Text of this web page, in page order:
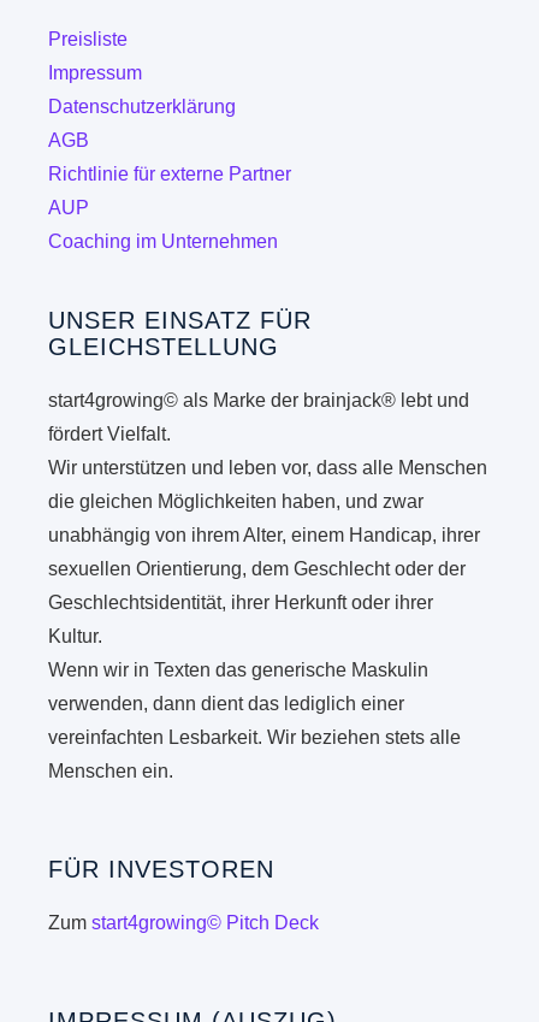
Preisliste
Impressum
Datenschutzerklärung
AGB
Richtlinie für externe Partner
AUP
Coaching im Unternehmen
UNSER EINSATZ FÜR
GLEICHSTELLUNG
start4growing© als Marke der brainjack® lebt und
fördert Vielfalt.
Wir unterstützen und leben vor, dass alle Menschen
die gleichen Möglichkeiten haben, und zwar
unabhängig von ihrem Alter, einem Handicap, ihrer
sexuellen Orientierung, dem Geschlecht oder der
Geschlechtsidentität, ihrer Herkunft oder ihrer
Kultur.
Wenn wir in Texten das generische Maskulin
verwenden, dann dient das lediglich einer
vereinfachten Lesbarkeit. Wir beziehen stets alle
Menschen ein.
FÜR INVESTOREN
Zumstart4growing© Pitch Deck